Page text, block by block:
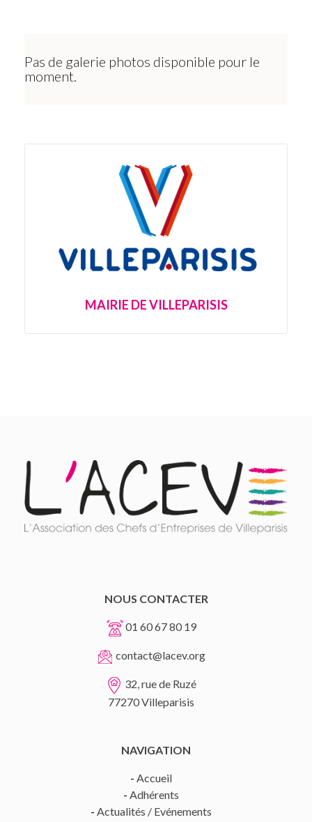
Pas de galerie photos disponible pour le
moment.
MAIRIE DE VILLEPARISIS
NOUS CONTACTER
01 60 67 80 19
contact@lacev.org
32, rue de Ruzé
77270 Villeparisis
NAVIGATION
- Accueil
- Adhérents
- Actualités / Evénements